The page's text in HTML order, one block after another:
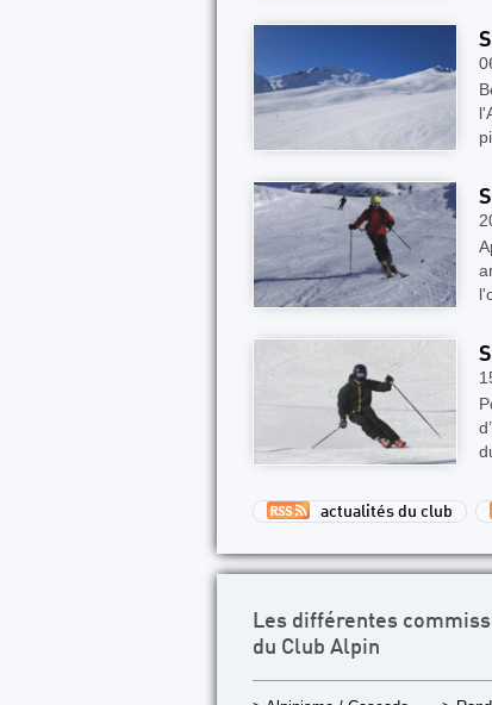
actualités du club
Les différentes
du Club Alpin